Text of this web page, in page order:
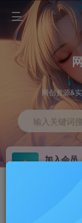
网创资源&
输入关键词
加入会员